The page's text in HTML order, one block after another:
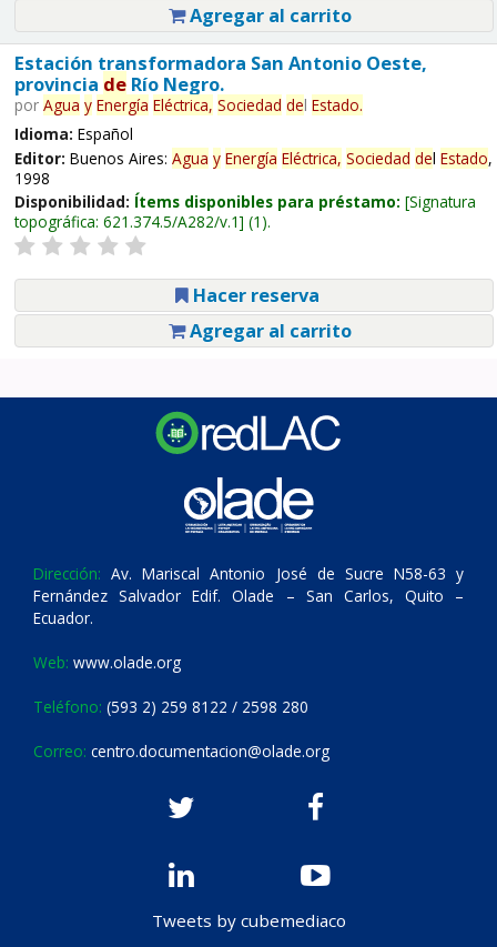
Agregar al carrito
Estación transformadora San Antonio Oeste,
provincia deRío Negro.
por Agua y Energía Eléctrica, Sociedad del Estado.
Idioma: Español
Editor: Buenos Aires: Agua y Energía Eléctrica, Sociedad del Estado,
1998
Disponibilidad: Ítems disponibles para préstamo: Signatura
topográfica: 621.374.5/A282/v.1 (1).
Hacer reserva
Agregar al carrito
Dirección: Av. Mariscal Antonio José de Sucre N58-63 y
Fernández Salvador Edif. Olade – San Carlos, Quito –
Ecuador.
Web: www.olade.org
Teléfono: (593 2) 259 8122 / 2598 280
Correo: centro.documentacion@olade.org
Tweets by cubemediaco